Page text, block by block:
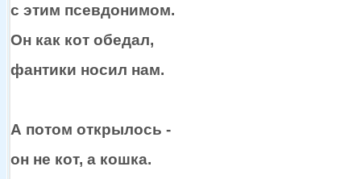
с этим псевдонимом.
Он как кот обедал,
фантики носил нам.
А потом открылось -
он не кот, а кошка.